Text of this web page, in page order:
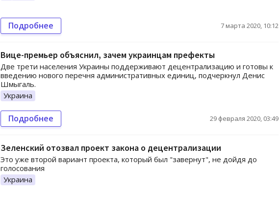
Подробнее 7 марта 2020, 10:12
Вице-премьер объяснил, зачем украинцам префекты
Две трети населения Украины поддерживают децентрализацию и готовы к
введению нового перечня административных единиц, подчеркнул Денис
Шмыгаль.
Украина
Подробнее 29 февраля 2020, 03:49
Зеленский отозвал проект закона о децентрализации
Это уже второй вариант проекта, который был "завернут", не дойдя до
голосования
Украина